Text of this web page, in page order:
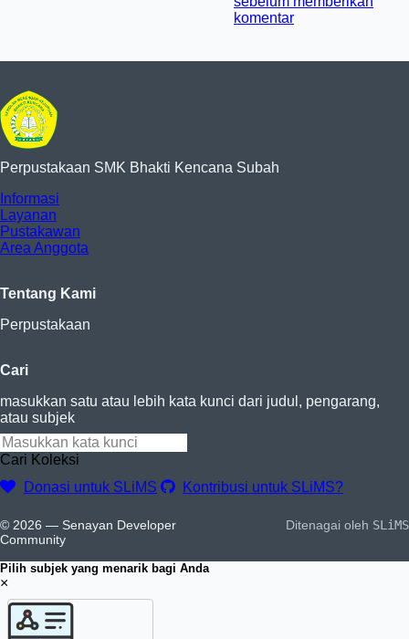
komentar
Perpustakaan SMK Bhakti Kencana Subah
Informasi
Layanan
Pustakawan
Area Anggota
Tentang Kami
Perpustakaan
Cari
masukkan satu atau lebih kata kunci dari judul, pengarang,
atau subjek
Cari Koleksi
Donasi untuk SLiMS
Kontribusi untuk SLiMS?
© 2026 — Senayan Developer
Community
Ditenagai oleh SLiMS
Pilih subjek yang menarik bagi Anda
×